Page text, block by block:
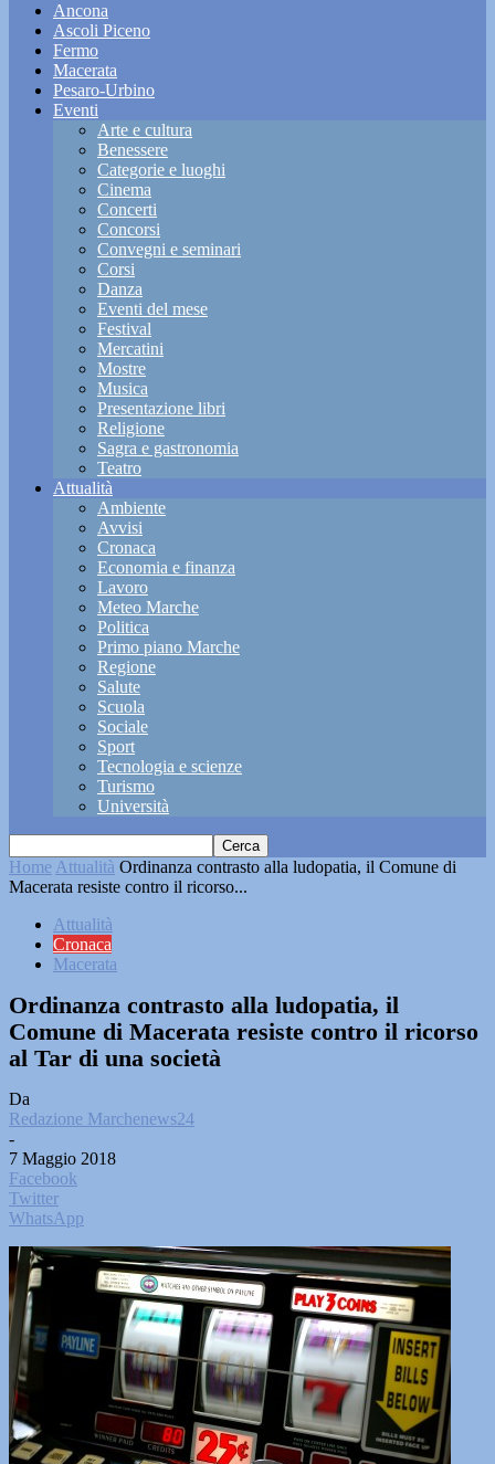
Ancona
Ascoli Piceno
Fermo
Macerata
Pesaro-Urbino
Eventi
Arte e cultura
Benessere
Categorie e luoghi
Cinema
Concerti
Concorsi
Convegni e seminari
Corsi
Danza
Eventi del mese
Festival
Mercatini
Mostre
Musica
Presentazione libri
Religione
Sagra e gastronomia
Teatro
Attualità
Ambiente
Avvisi
Cronaca
Economia e finanza
Lavoro
Meteo Marche
Politica
Primo piano Marche
Regione
Salute
Scuola
Sociale
Sport
Tecnologia e scienze
Turismo
Università
Home Attualità Ordinanza contrasto alla ludopatia, il Comune di
Macerata resiste contro il ricorso...
Attualità
Cronaca
Macerata
Ordinanza contrasto alla ludopatia, il
Comune di Macerata resiste contro il ricorso
al Tar di una società
Da
Redazione Marchenews24
-
7 Maggio 2018
Facebook
Twitter
WhatsApp